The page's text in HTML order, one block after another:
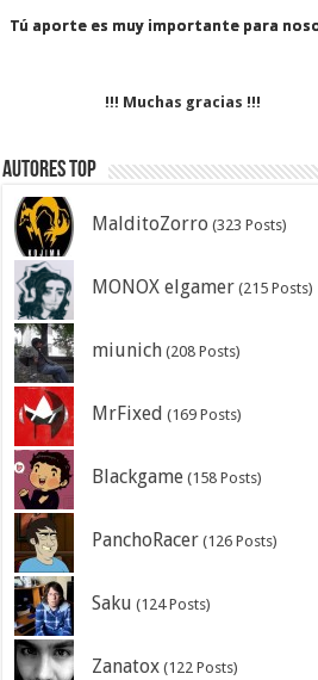
Tú aporte es muy importante para
Tú aporte es muy importante para
!!! Muchas gracias !!!
Autores Top
MalditoZorro (323 Posts)
MONOX elgamer (215 Posts)
miunich (208 Posts)
MrFixed (169 Posts)
Blackgame (158 Posts)
PanchoRacer (126 Posts)
Saku (124 Posts)
Zanatox (122 Posts)